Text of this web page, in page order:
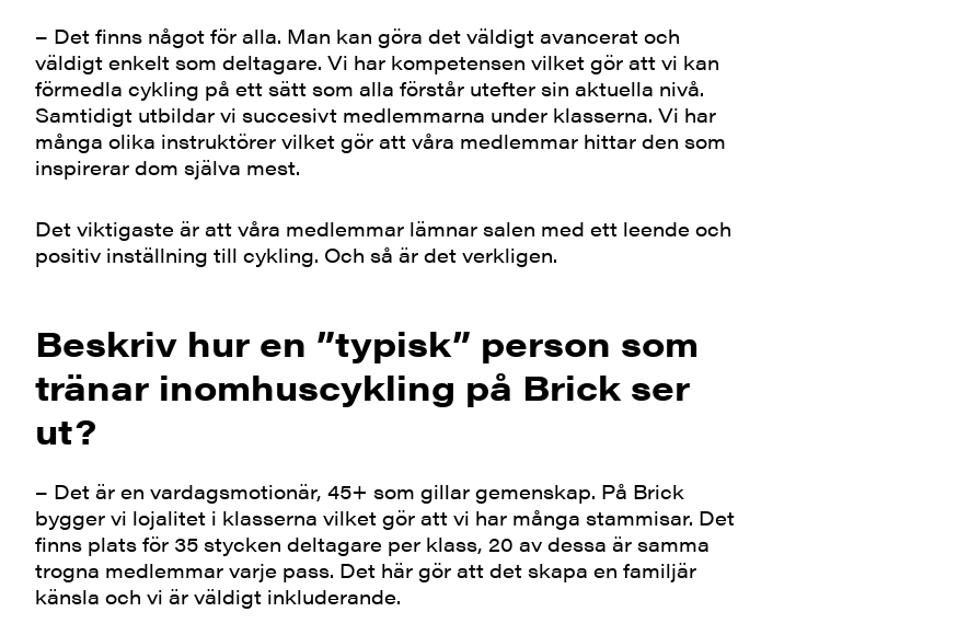
– Det finns något för alla. Man kan göra det väldigt avancerat och
väldigt enkelt som deltagare. Vi har kompetensen vilket gör att vi kan
förmedla cykling på ett sätt som alla förstår utefter sin aktuella nivå.
Samtidigt utbildar vi succesivt medlemmarna under klasserna. Vi har
många olika instruktörer vilket gör att våra medlemmar hittar den som
inspirerar dom själva mest.
Det viktigaste är att våra medlemmar lämnar salen med ett leende och
positiv inställning till cykling. Och så är det verkligen.
Beskriv hur en ”typisk” person som
tränar inomhuscykling på Brick ser
ut?
– Det är en vardagsmotionär, 45+ som gillar gemenskap. På Brick
bygger vi lojalitet i klasserna vilket gör att vi har många stammisar. Det
finns plats för 35 stycken deltagare per klass, 20 av dessa är samma
trogna medlemmar varje pass. Det här gör att det skapa en familjär
känsla och vi är väldigt inkluderande.